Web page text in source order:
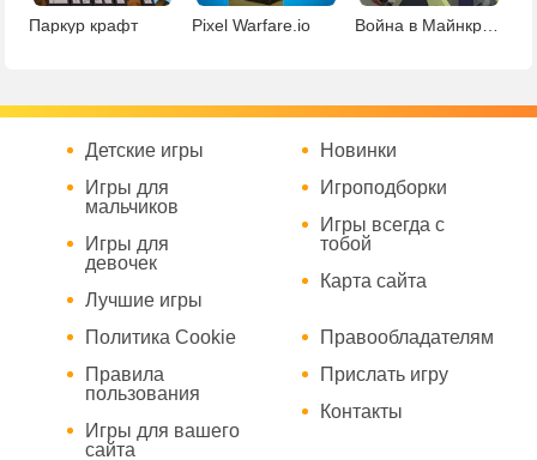
Паркур крафт Pixel Warfare.io Война в Майнкрафте
Детские игры
Игры для
мальчиков
Игры для
девочек
Лучшие игры
Новинки
Игроподборки
Игры всегда с
тобой
Карта сайта
Политика Cookie
Правила
пользования
Игры для вашего
сайта
Правообладателям
Прислать игру
Контакты